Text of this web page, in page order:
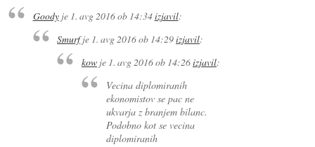
Goodyje 1. avg 2016 ob 14:34izjavil:
Smurfje 1. avg 2016 ob 14:29izjavil:
kowje 1. avg 2016 ob 14:26izjavil:
Vecina diplomiranih
ekonomistov se pac ne
ukvarja z branjem bilanc.
Podobno kot se vecina
diplomiranih